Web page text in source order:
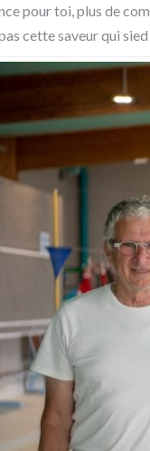
pour toi, plus de
cette saveur qui